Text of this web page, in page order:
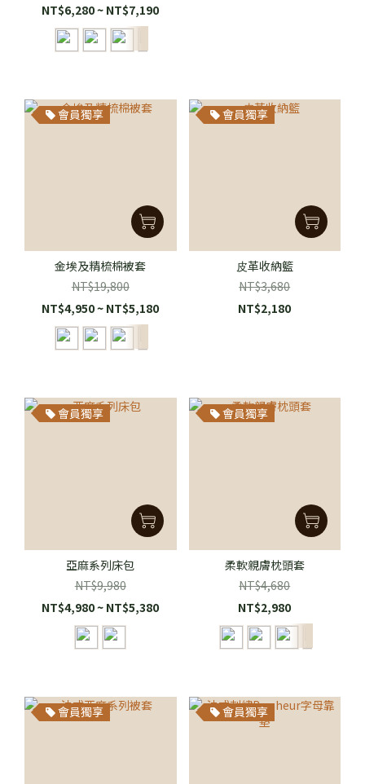
NT$6,280 ~ NT$7,190
會員獨享
金埃及精梳棉被套
NT$19,800
NT$4,950 ~ NT$5,180
會員獨享
⽪革收納籃
NT$3,680
NT$2,180
會員獨享
亞麻系列床包
NT$9,980
NT$4,980 ~ NT$5,380
會員獨享
柔軟親膚枕頭套
NT$4,680
NT$2,980
會員獨享 會員獨享